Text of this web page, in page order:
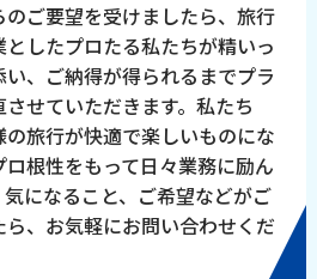
のご要望を受けましたら、旅行
としたプロたる私たちが精いっ
い、ご納得が得られるまでプラ
させていただきます。私たち
の旅行が快適で楽しいものにな
ロ根性をもって日々業務に励ん
気になること、ご希望などがご
ら、お気軽にお問い合わせくだ